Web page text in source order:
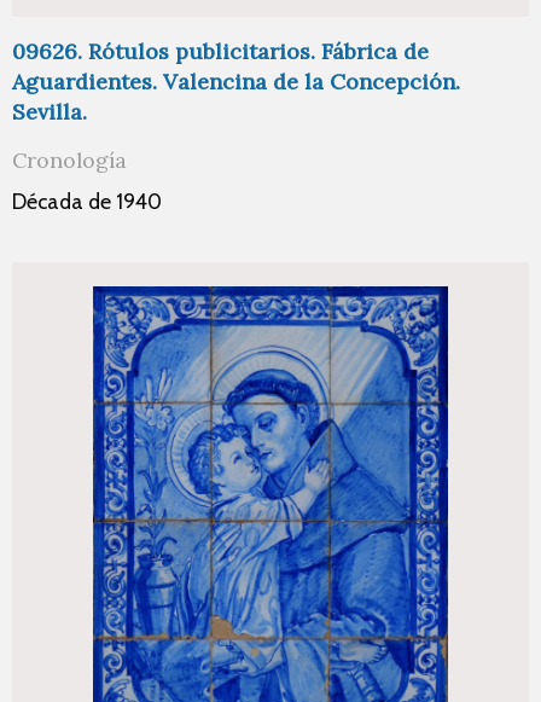
09626. Rótulos publicitarios. Fábrica de
Aguardientes. Valencina de la Concepción.
Sevilla.
Cronología
Década de 1940